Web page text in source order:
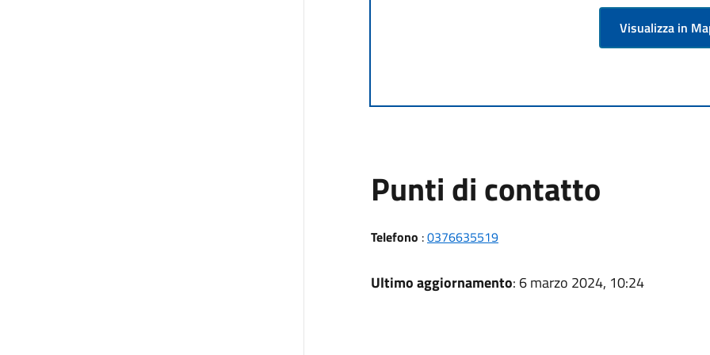
Visualizza in
Punti di contatto
Telefono :0376635519
Ultimo aggiornamento: 6 marzo 2024, 10:24